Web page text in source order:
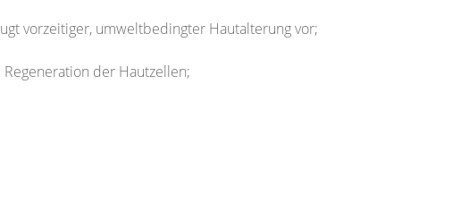
vorzeitiger, umweltbedingter Hautalterung vor;
der Hautzellen;